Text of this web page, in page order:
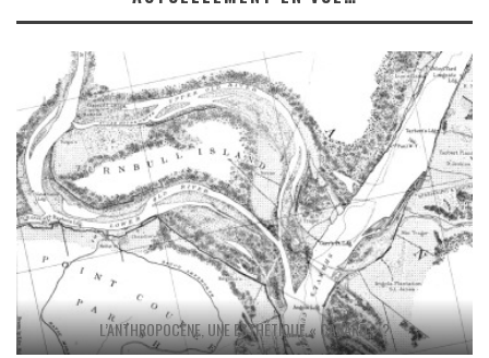
L’ANTHROPOCÈNE, UNE ESTHÉTIQUE « CANARD » ?